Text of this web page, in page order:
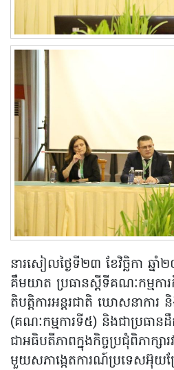
នារសៀលថ្ងៃទី២៣ ខែវិច្ឆិកា ឆ្
គឹមយាត ប្រធានស្តីទីគណៈកម្មកា
តិបត្តិការអន្តរជាតិ ឃោសនាការ
(គណៈកម្មការទី៥) និងជាប្រធាន
ជាអធិបតីភាពក្នុងកិច្ចប្រជុំពិភាក្សា
មួយសភាង្កេតការណ៍ប្រទេសអ៊ុយក្